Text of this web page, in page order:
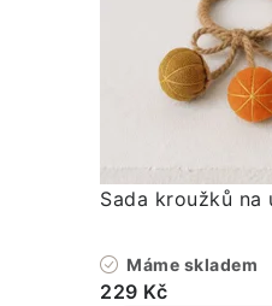
Sada kroužků na
Máme skladem
229 Kč